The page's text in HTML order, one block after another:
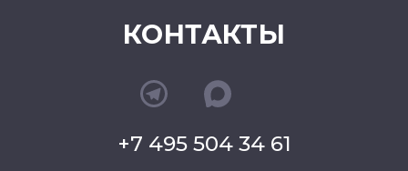
КОНТАКТЫ
+7 495 504 34 61